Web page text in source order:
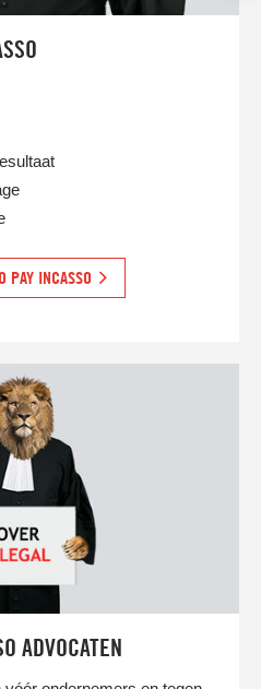
PAY INCASSO
ADVOCATEN